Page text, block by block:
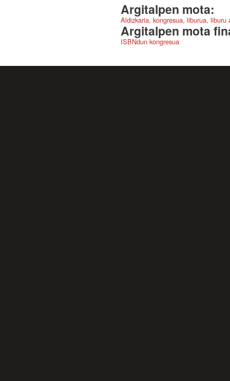
Argitalpen mota:
Aldizkaria, kongresua, liburua,
Argitalpen mota
ISBNdun kongresua